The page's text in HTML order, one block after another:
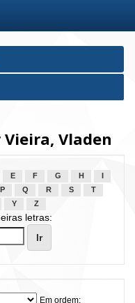
Vladen
E F G H
P Q R S
T
Y Z
letras:
Em ordem: